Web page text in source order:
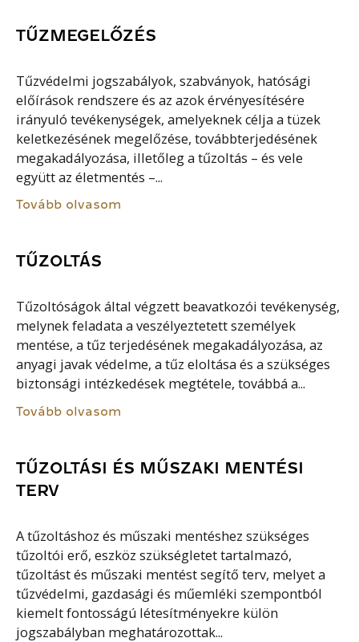
TŰZMEGELŐZÉS
Tűzvédelmi jogszabályok, szabványok, hatósági
előírások rendszere és az azok érvényesítésére
irányuló tevékenységek, amelyeknek célja a tüzek
keletkezésének megelőzése, továbbterjedésének
megakadályozása, illetőleg a tűzoltás – és vele
együtt az életmentés –...
Tovább olvasom
TŰZOLTÁS
Tűzoltóságok által végzett beavatkozói tevékenység,
melynek feladata a veszélyeztetett személyek
mentése, a tűz terjedésének megakadályozása, az
anyagi javak védelme, a tűz eloltása és a szükséges
biztonsági intézkedések megtétele, továbbá a...
Tovább olvasom
TŰZOLTÁSI ÉS MŰSZAKI MENTÉSI
TERV
A tűzoltáshoz és műszaki mentéshez szükséges
tűzoltói erő, eszköz szükségletet tartalmazó,
tűzoltást és műszaki mentést segítő terv, melyet a
tűzvédelmi, gazdasági és műemléki szempontból
kiemelt fontosságú létesítményekre külön
jogszabályban meghatározottak...